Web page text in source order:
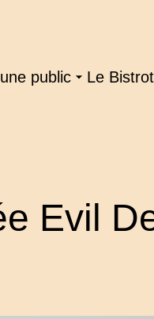
public Le Bistrot
Evil